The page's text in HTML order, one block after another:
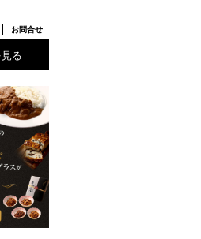
お問合せ
る